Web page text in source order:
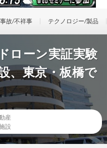
故/不祥事 テクノロジー/製品
ローン実証実験
、東京・板橋で
産
設